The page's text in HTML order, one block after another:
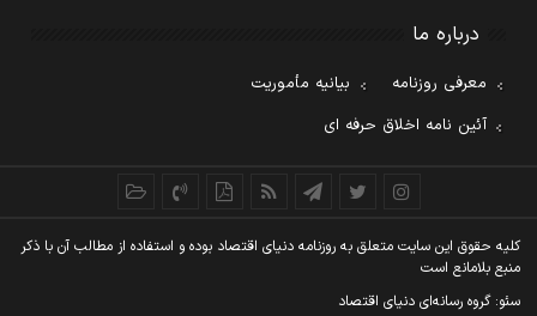
درباره ما
معرفی روزنامه
بیانیه مأموریت
آئین نامه اخلاق حرفه ای
کليه حقوق اين سايت متعلق به روزنامه دنيای اقتصاد بوده و استفاده از مطالب آن با ذکر
منبع بلامانع است
سئو: گروه رسانه‌ای دنیای اقتصاد